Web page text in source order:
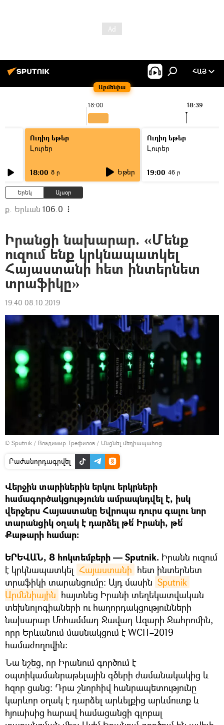
Արմենիա
ՀԱՅ
18:00 18:39
Ուղիղ եթեր
Լուրեր
18:00 8 ր Եթեր
Ուղիղ եթեր
Լուրեր
19:00 46 ր
Երեկ Այսօր
ք. Երևան 106.0
Իրանցի նախարար. «Մենք
ուզում ենք կրկնապատկել
Հայաստանի հետ ինտերնետ
տրաֆիկը»
19:40 08.10.2019
© Sputnik / Владимир Трефилов / Անցնել մեդիապահոց
Բաժանորդագրվել
Վերջին տարիներին երկու երկրների
համագործակցությունն ամրապնդվել է, իսկ
վերջերս Հայաստանը Եվրոպա դուրս գալու նոր
տարանցիկ օղակ է դարձել թե՛ Իրանի, թե՛
Քաթարի համար։
ԵՐԵՎԱՆ, 8 հոկտեմբերի — Sputnik. Իրանն ուզում
է կրկնապատկել Հայաստանի հետ ինտերնետ
տրաֆիկի տարանցումը։ Այդ մասին Sputnik
Արմենիային հայտնեց Իրանի տեղեկատվական
տեխնոլոգիաների ու հաղորդակցությունների
նախարար Մոհամմադ Ջավադ Ազարի Ջահրոմին,
որը Երևանում մասնակցում է WCIT–2019
համաժողովին։
Նա նշեց, որ Իրանում գործում է
օպտիկամանրաթելային գծերի ժամանակակից և
հզոր ցանց։ Դրա շնորհիվ հանրապետությունը
կարևոր օղակ է դարձել արևելքից արևմուտք և
հյուսիսից հարավ համացանցի գլոբալ